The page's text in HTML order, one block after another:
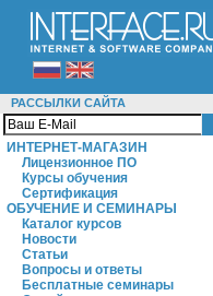
РАССЫЛКИ САЙТА
ИНТЕРНЕТ-МАГАЗИН
Лицензионное ПО
Курсы обучения
Сертификация
ОБУЧЕНИЕ И СЕМИНАРЫ
Каталог курсов
Новости
Статьи
Вопросы и ответы
Бесплатные семинары